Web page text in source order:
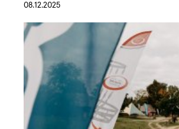
08.12.2025
Image